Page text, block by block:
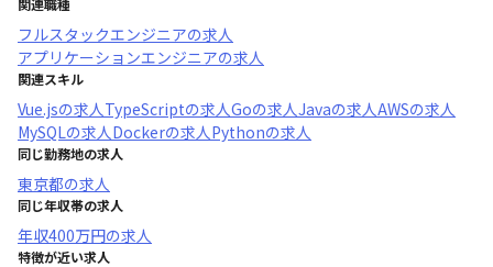
関連職種
フルスタックエンジニアの求人
アプリケーションエンジニアの求人
関連スキル
Vue.jsの求人TypeScriptの求人Goの求人Javaの求人AWSの求人
MySQLの求人Dockerの求人Pythonの求人
同じ勤務地の求人
東京都の求人
同じ年収帯の求人
年収400万円の求人
特徴が近い求人